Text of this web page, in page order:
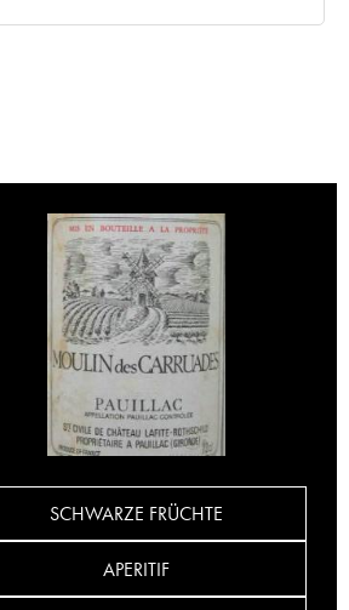
SCHWARZE FRÜCHTE
APERITIF